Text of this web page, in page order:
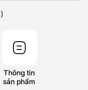
)
Thông tin
sản phẩm